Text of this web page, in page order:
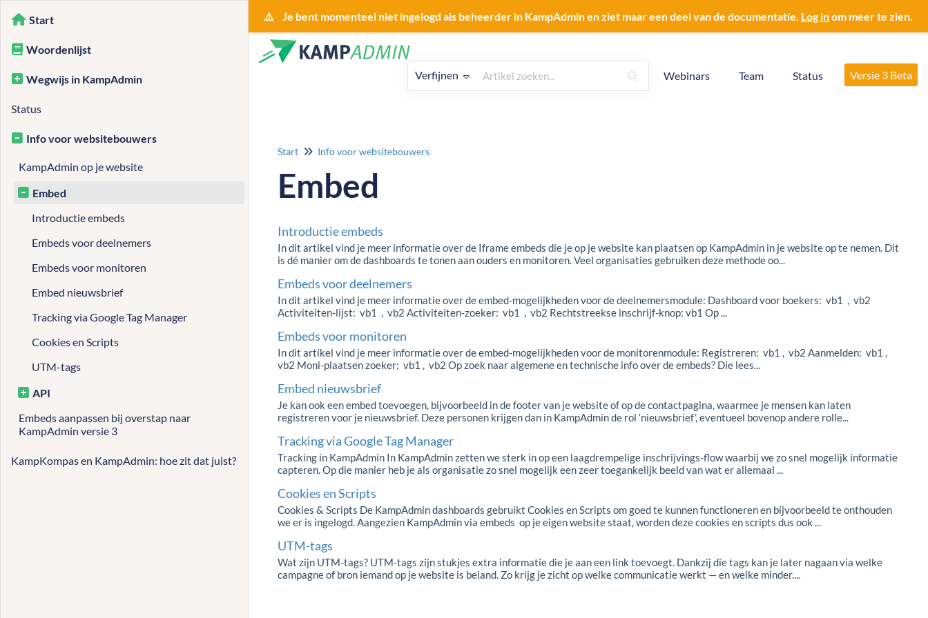
⚠️ Je bent momenteel niet ingelogd als beheerder in KampAdmin en ziet maar een deel van de documentatie. Log inom meer te zien.
Verfijnen Webinars Team Status Versie 3 Beta
Start
Woordenlijst
Wegwijs in KampAdmin
Status
Info voor websitebouwers
KampAdmin op je website
Embed
Introductie embeds
Embeds voor deelnemers
Embeds voor monitoren
Embed nieuwsbrief
Tracking via Google Tag Manager
Cookies en Scripts
UTM-tags
API
Embeds aanpassen bij overstap naar
KampAdmin versie 3
KampKompas en KampAdmin: hoe zit dat juist?
Start Info voor websitebouwers
Embed
Introductie embeds
In dit artikel vind je meer informatie over de Iframe embeds die je op je website kan plaatsen op KampAdmin in je website op te nemen. Dit
is dé manier om de dashboards te tonen aan ouders en monitoren. Veel organisaties gebruiken deze methode oo...
Embeds voor deelnemers
In dit artikel vind je meer informatie over de embed-mogelijkheden voor de deelnemersmodule: Dashboard voor boekers: vb1 , vb2
Activiteiten-lijst: vb1 , vb2 Activiteiten-zoeker: vb1 , vb2 Rechtstreekse inschrijf-knop: vb1 Op ...
Embeds voor monitoren
In dit artikel vind je meer informatie over de embed-mogelijkheden voor de monitorenmodule: Registreren: vb1 , vb2 Aanmelden: vb1 ,
vb2 Moni-plaatsen zoeker; vb1 , vb2 Op zoek naar algemene en technische info over de embeds? Die lees...
Embed nieuwsbrief
Je kan ook een embed toevoegen, bijvoorbeeld in de footer van je website of op de contactpagina, waarmee je mensen kan laten
registreren voor je nieuwsbrief. Deze personen krijgen dan in KampAdmin de rol ‘nieuwsbrief’, eventueel bovenop andere rolle...
Tracking via Google Tag Manager
Tracking in KampAdmin In KampAdmin zetten we sterk in op een laagdrempelige inschrijvings-flow waarbij we zo snel mogelijk informatie
capteren. Op die manier heb je als organisatie zo snel mogelijk een zeer toegankelijk beeld van wat er allemaal ...
Cookies en Scripts
Cookies & Scripts De KampAdmin dashboards gebruikt Cookies en Scripts om goed te kunnen functioneren en bijvoorbeeld te onthouden
we er is ingelogd. Aangezien KampAdmin via embeds op je eigen website staat, worden deze cookies en scripts dus ook ...
UTM-tags
Wat zijn UTM-tags? UTM-tags zijn stukjes extra informatie die je aan een link toevoegt. Dankzij die tags kan je later nagaan via welke
campagne of bron iemand op je website is beland. Zo krijg je zicht op welke communicatie werkt — en welke minder....